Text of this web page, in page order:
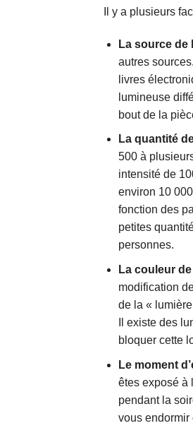
Il y a plusieurs
La source de
autres
livres
lumineuse
bout de la
La quantité
500 à
intensité de
environ 10
fonction des
petites
personnes.
La couleur
modification
de la «
Il existe des
bloquer cette
Le moment
êtes exposé à
pendant la
vous endormir